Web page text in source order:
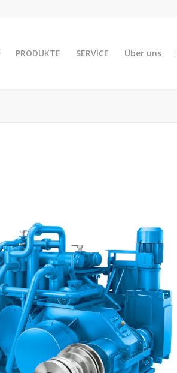
PRODUKTE SERVICE Über uns